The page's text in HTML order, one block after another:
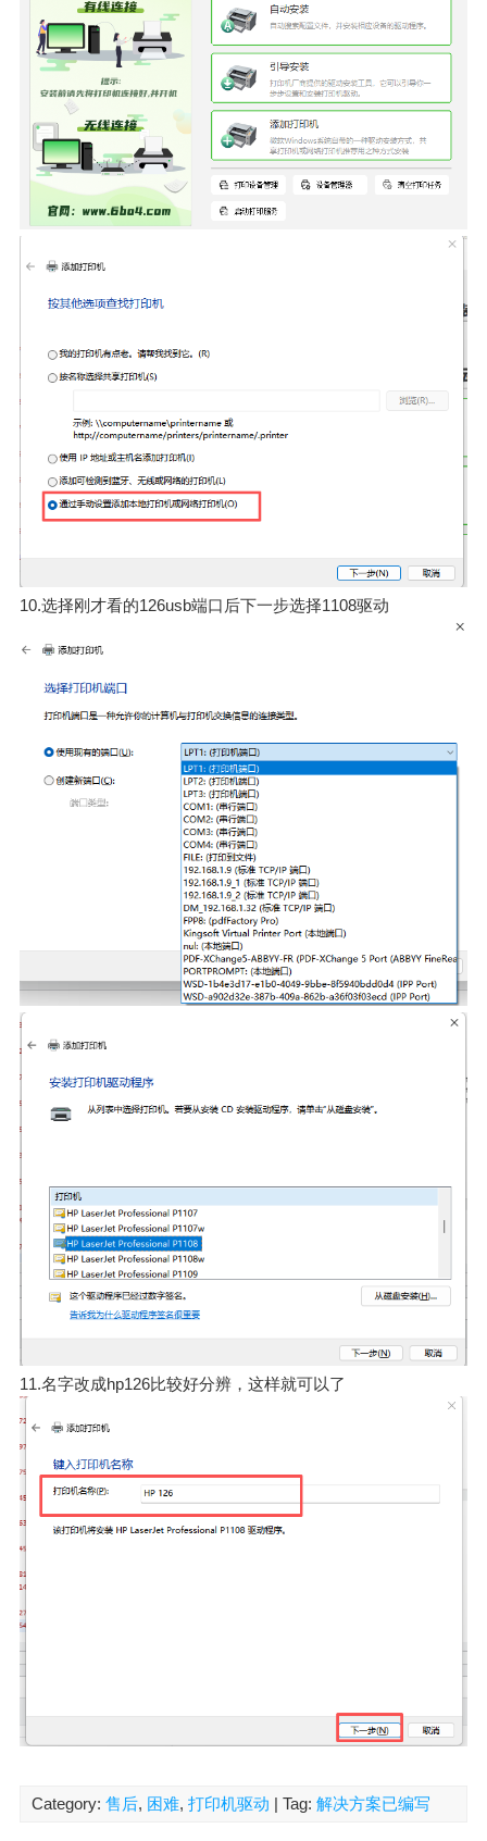
10.选择刚才看的126usb端口后下一步选择1108驱动
11.名字改成hp126比较好分辨，这样就可以了
Category: 售后, 困难, 打印机驱动 | Tag: 解决方案已编写